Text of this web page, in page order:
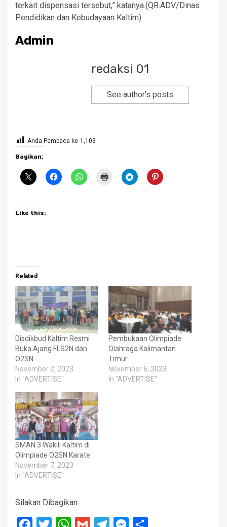
terkait dispensasi tersebut,” katanya.(QR.ADV/Dinas
Pendidikan dan Kebudayaan Kaltim)
Admin
redaksi 01
See author's posts
Anda Pembaca ke 1,103
Bagikan:
Like this:
Related
Disdikbud Kaltim Resmi
Buka Ajang FLS2N dan
O2SN
November 2, 2023
In "ADVERTISE"
Pembukaan Olimpiade
Olahraga Kalimantan
Timur
November 6, 2023
In "ADVERTISE"
SMAN 3 Wakili Kaltim di
Olimpiade O2SN Karate
November 7, 2023
In "ADVERTISE"
Silakan Dibagikan
Facebook
Twitter WhatsApp
Gmail TelegramMessenger